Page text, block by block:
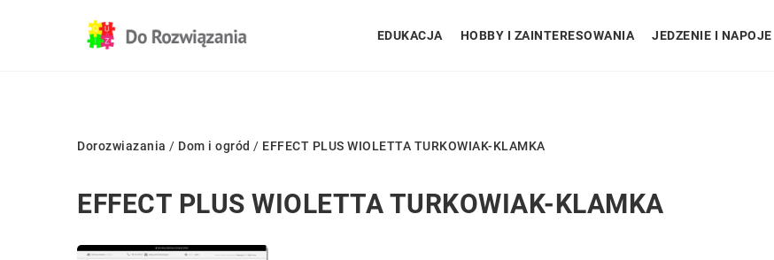
EDUKACJA HOBBY I ZAINTERESOWANIA JEDZENIE I NAPOJE
Dorozwiazania / Dom i ogród / EFFECT PLUS WIOLETTA TURKOWIAK-KLAMKA
EFFECT PLUS WIOLETTA TURKOWIAK-KLAMKA